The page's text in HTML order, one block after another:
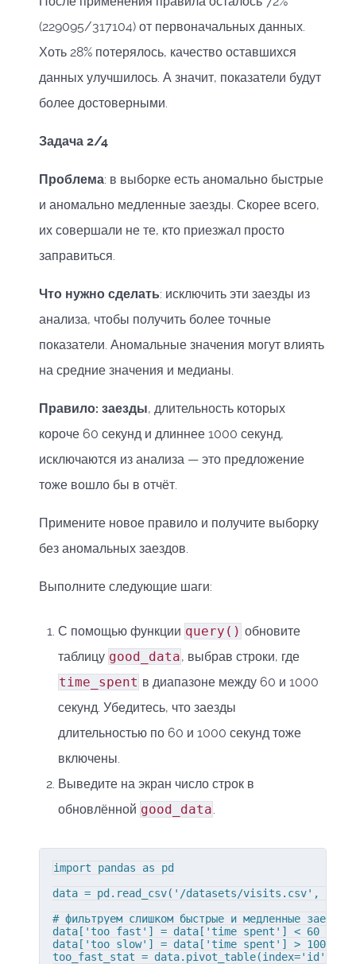
(229095/317104) от первоначальных данных.
Хоть 28% потерялось, качество оставшихся
данных улучшилось. А значит, показатели будут
более достоверными.
Задача 2/4
Проблема: в выборке есть аномально быстрые
и аномально медленные заезды. Скорее всего,
их совершали не те, кто приезжал просто
заправиться.
Что нужно сделать: исключить эти заезды из
анализа, чтобы получить более точные
показатели. Аномальные значения могут влиять
на средние значения и медианы.
Правило: заезды, длительность которых
короче 60 секунд и длиннее 1000 секунд,
исключаются из анализа — это предложение
тоже вошло бы в отчёт.
Примените новое правило и получите выборку
без аномальных заездов.
Выполните следующие шаги:
С помощью функции query() обновите
таблицу good_data, выбрав строки, где
time_spent в диапазоне между 60 и 1000
секунд. Убедитесь, что заезды
длительностью по 60 и 1000 секунд тоже
включены.
Выведите на экран число строк в
обновлённой good_data
import pandas as pd
data = pd.read_csv('/datasets/visits.csv',
# фильтруем слишком быстрые и медленные заезды
data['too_fast'] = data['time_spent'] < 60
data['too_slow'] = data['time_spent'] > 1000
too_fast_stat = data.pivot_table(index='id',